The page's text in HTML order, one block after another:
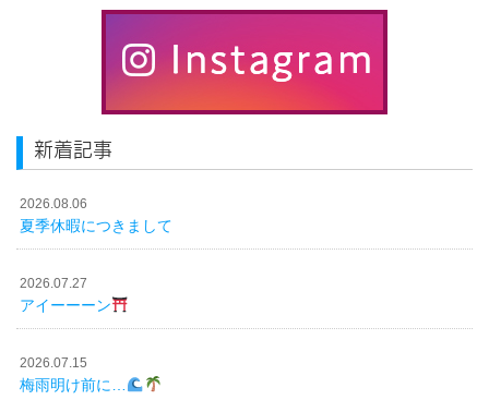
新着記事
2026.08.06
夏季休暇につきまして
2026.07.27
アイーーーン
2026.07.15
梅雨明け前に…